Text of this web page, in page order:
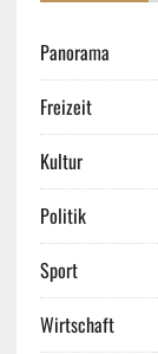
Panorama
Freizeit
Kultur
Politik
Sport
Wirtschaft